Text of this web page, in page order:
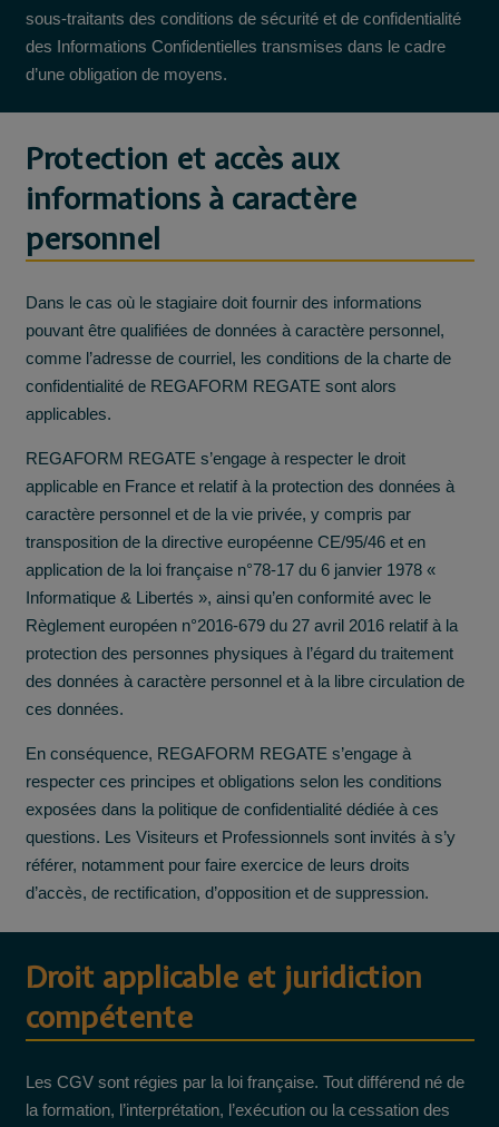
sous-traitants des conditions de sécurité et de confidentialité
des Informations Confidentielles transmises dans le cadre
d’une obligation de moyens.
Protection et accès aux
informations à caractère
personnel
Dans le cas où le stagiaire doit fournir des informations
pouvant être qualifiées de données à caractère personnel,
comme l’adresse de courriel, les conditions de la charte de
confidentialité de REGAFORM REGATE sont alors
applicables.
REGAFORM REGATE s’engage à respecter le droit
applicable en France et relatif à la protection des données à
caractère personnel et de la vie privée, y compris par
transposition de la directive européenne CE/95/46 et en
application de la loi française n°78-17 du 6 janvier 1978 «
Informatique & Libertés », ainsi qu’en conformité avec le
Règlement européen n°2016-679 du 27 avril 2016 relatif à la
protection des personnes physiques à l’égard du traitement
des données à caractère personnel et à la libre circulation de
ces données.
En conséquence, REGAFORM REGATE s’engage à
respecter ces principes et obligations selon les conditions
exposées dans la politique de confidentialité dédiée à ces
questions. Les Visiteurs et Professionnels sont invités à s’y
référer, notamment pour faire exercice de leurs droits
d’accès, de rectification, d’opposition et de suppression.
Droit applicable et juridiction
compétente
Les CGV sont régies par la loi française. Tout différend né de
la formation, l’interprétation, l’exécution ou la cessation des